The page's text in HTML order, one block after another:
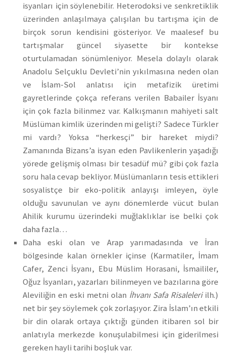
isyanları için söylenebilir. Heterodoksi ve senkretiklik
üzerinden anlaşılmaya çalışılan bu tartışma için de
birçok sorun kendisini gösteriyor. Ve maalesef bu
tartışmalar güncel siyasette bir kontekse
oturtulamadan sönümleniyor. Mesela dolaylı olarak
Anadolu Selçuklu Devleti’nin yıkılmasına neden olan
ve İslam-Sol anlatısı için metafizik üretimi
gayretlerinde çokça referans verilen Babailer İsyanı
için çok fazla bilinmez var. Kalkışmanın mahiyeti salt
Müslüman kimlik üzerinden mi gelişti? Sadece Türkler
mi vardı? Yoksa “herkesçi” bir hareket miydi?
Zamanında Bizans’a isyan eden Pavlikenlerin yaşadığı
yörede gelişmiş olması bir tesadüf mü? gibi çok fazla
soru hala cevap bekliyor. Müslümanların tesis ettikleri
sosyalistçe bir eko-politik anlayışı imleyen, öyle
olduğu savunulan ve aynı dönemlerde vücut bulan
Ahilik kurumu üzerindeki muğlaklıklar ise belki çok
daha fazla…
Daha eski olan ve Arap yarımadasında ve İran
bölgesinde kalan örnekler içinse (Karmatiler, İmam
Cafer, Zenci İsyanı, Ebu Müslim Horasani, İsmaililer,
Oğuz İsyanları, yazarları bilinmeyen ve bazılarına göre
Aleviliğin en eski metni olan İhvanı Safa Risaleleriilh.)
net bir şey söylemek çok zorlaşıyor. Zira İslam’ın etkili
bir din olarak ortaya çıktığı günden itibaren sol bir
anlatıyla merkezde konuşulabilmesi için giderilmesi
gereken hayli tarihi boşluk var.